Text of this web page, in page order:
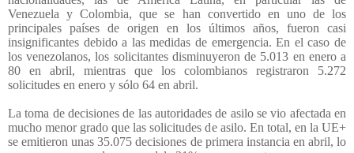
Venezuela y Colombia, que se han convertido en uno de los
principales países de origen en los últimos años, fueron casi
insignificantes debido a las medidas de emergencia. En el caso de
los venezolanos, los solicitantes disminuyeron de 5.013 en enero a
80 en abril, mientras que los colombianos registraron 5.272
solicitudes en enero y sólo 64 en abril.
La toma de decisiones de las autoridades de asilo se vio afectada en
mucho menor grado que las solicitudes de asilo. En total, en la UE+
se emitieron unas 35.075 decisiones de primera instancia en abril, lo